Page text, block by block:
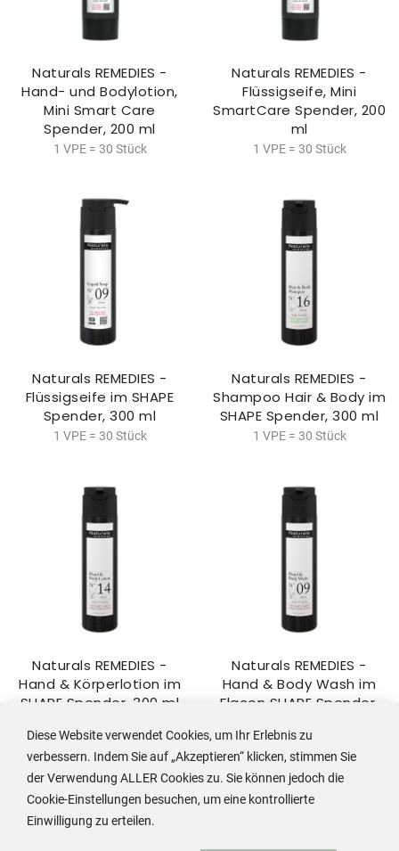
Naturals REMEDIES -
Hand- und Bodylotion,
Mini Smart Care
Spender, 200 ml
1 VPE = 30 Stück
Naturals REMEDIES -
Flüssigseife, Mini
SmartCare Spender, 200
ml
1 VPE = 30 Stück
Naturals REMEDIES -
Flüssigseife im SHAPE
Spender, 300 ml
1 VPE = 30 Stück
Naturals REMEDIES -
Shampoo Hair & Body im
SHAPE Spender, 300 ml
1 VPE = 30 Stück
Naturals REMEDIES -
Hand & Körperlotion im
SHAPE Spender, 300 ml
Naturals REMEDIES -
Hand & Body Wash im
Flacon SHAPE Spender,
1 VPE = 30 Stück
1 2 3 Weiter
Diese Website verwendet Cookies, um Ihr Erlebnis zu
verbessern. Indem Sie auf „Akzeptieren“ klicken, stimmen Sie
der Verwendung ALLER Cookies zu. Sie können jedoch die
Cookie-Einstellungen besuchen, um eine kontrollierte
Einwilligung zu erteilen.